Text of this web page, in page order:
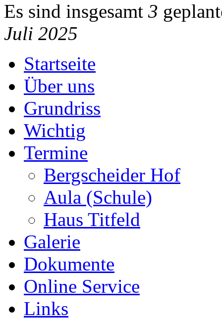
Es sind insgesamt 3
Juli 2025
Startseite
Über uns
Grundriss
Wichtig
Termine
Bergscheider Hof
Aula (Schule)
Haus Titfeld
Galerie
Dokumente
Online Service
Links